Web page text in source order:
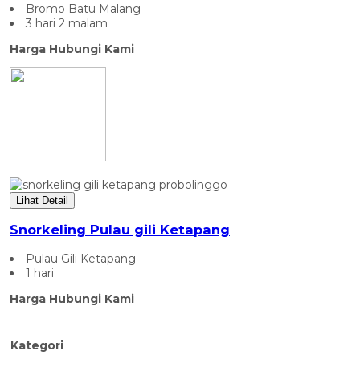
Bromo Batu Malang
3 hari 2 malam
Harga Hubungi Kami
Lihat Detail
Snorkeling Pulau gili Ketapang
Pulau Gili Ketapang
1 hari
Harga Hubungi Kami
Kategori